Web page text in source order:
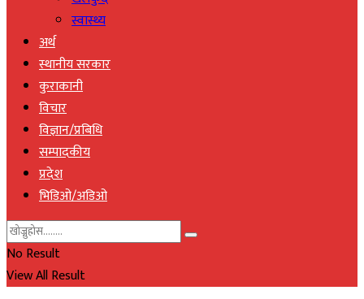
स्वास्थ्य
अर्थ
स्थानीय सरकार
कुराकानी
विचार
विज्ञान/प्रबिधि
सम्पादकीय
प्रदेश
भिडिओ/अडिओ
No Result
View All Result